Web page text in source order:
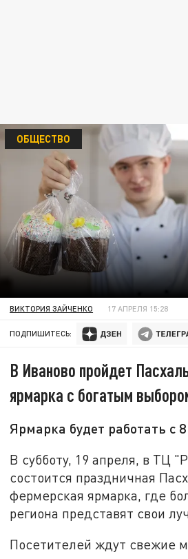
ОБЩЕСТВО
ВИКТОРИЯ ЗАЙЧЕНКО 17 АПРЕЛЯ 15:28
ПОДПИШИТЕСЬ:
В Иваново пройдет
ярмарка с богатым
Ярмарка будет работать с
В субботу, 19 апреля, в ТЦ
состоится праздничная
фермерская ярмарка, где
региона представят свои
Посетителей ждут свежие